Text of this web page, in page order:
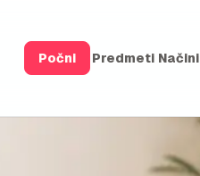
Počni Predmeti Načini